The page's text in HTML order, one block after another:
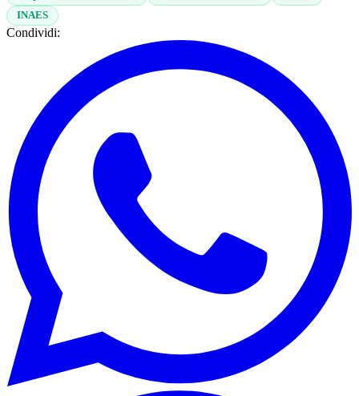
INAES
Condividi: